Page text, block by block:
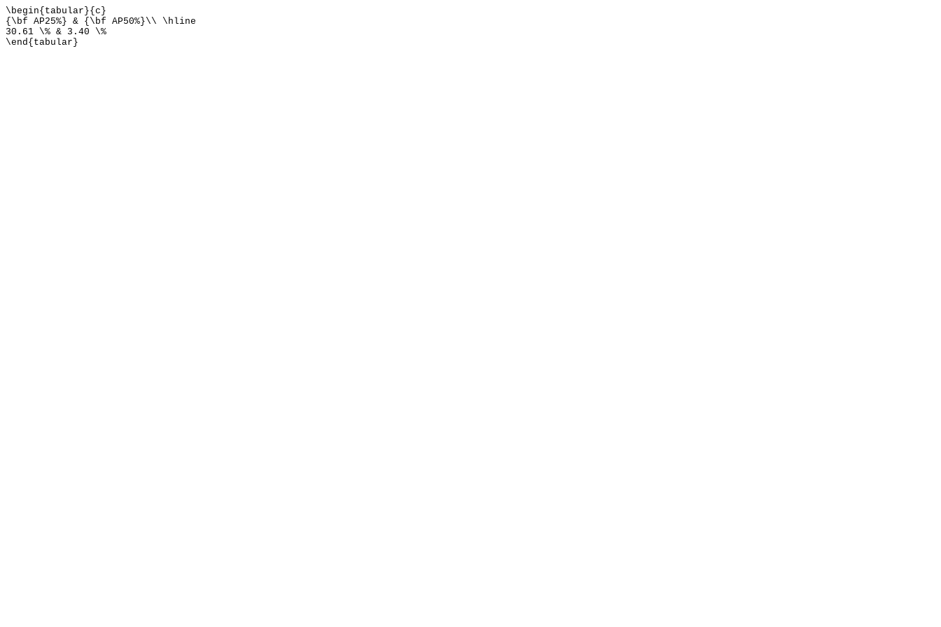
\begin{tabular}{c}
{\bf AP25%} & {\bf AP50%}\\ \hline
30.61 \% & 3.40 \%
\end{tabular}